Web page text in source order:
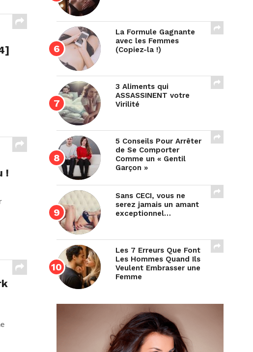
!
La Formule Gagnante
avec les Femmes
(Copiez-la !)
3 Aliments qui
ASSASSINENT votre
Virilité
5 Conseils Pour Arrêter
de Se Comporter
Comme un « Gentil
Garçon »
Sans CECI, vous ne
serez jamais un amant
exceptionnel…
Les 7 Erreurs Que Font
Les Hommes Quand Ils
Veulent Embrasser une
Femme